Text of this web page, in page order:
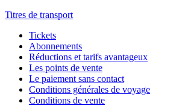
Titres de transport
Tickets
Abonnements
Réductions et tarifs avantageux
Les points de vente
Le paiement sans contact
Conditions générales de voyage
Conditions de vente